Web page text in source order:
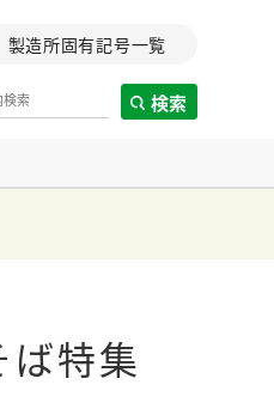
製造所固有記号一覧
検索
ば特集